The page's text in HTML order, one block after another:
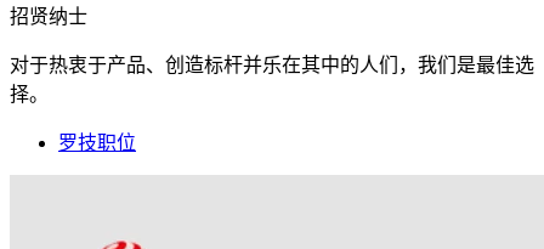
招贤纳士
对于热衷于产品、创造标杆并乐在其中的人们，我们是最佳选
择。
罗技职位